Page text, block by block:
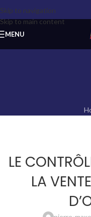
Skip to navigation
Skip to main content
MENU
LE
LA